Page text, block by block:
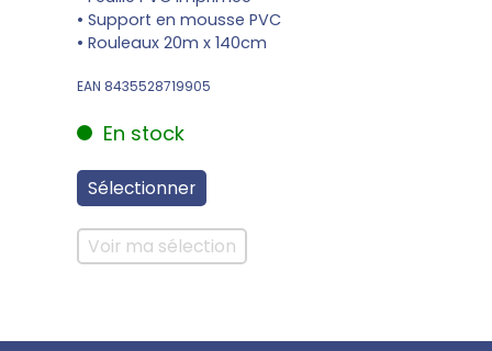
• Support en mousse PVC
• Rouleaux 20m x 140cm
EAN 8435528719905
En stock
Sélectionner
Voir ma sélection